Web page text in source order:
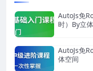
AutoJs免
时）By立
AutoJs免
体空间